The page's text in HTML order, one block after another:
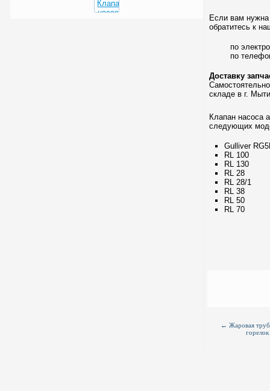
Если вам
обратитесь к
по
по
Доставку
складе в г.
Клапан насоса
следующих
Gulliver
RL 100
RL 130
RL 28
RL 28/1
RL 38
RL 50
RL 70
←Жаровая